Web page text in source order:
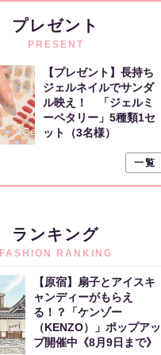
プレゼント
PRESENT
【プレゼント】長持ち
ジェルネイルでサンダ
ル映え！ 「ジェルミ
ーペタリー」5種類1セ
ット（3名様）
一覧
ランキング
FASHION RANKING
【原宿】扇子とアイスキ
ャンディーがもらえ
る！？「ケンゾー
（KENZO）」ポップアッ
プ開催中《8月9日まで》